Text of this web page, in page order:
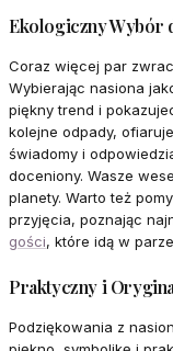
Ekologiczny Wybór
Coraz więcej par
Wybierając nasiona
piękny trend i
kolejne odpady,
świadomy i
doceniony. Wasze
planety. Warto też
przyjęcia, poznając
gości, które idą w
Praktyczny i
Podziękowania z